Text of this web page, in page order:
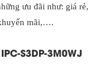
ưu đãi như: giá rẻ,
mãi,….
S3DP-3M0WJ